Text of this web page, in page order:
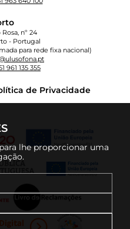
lhe proporcionar uma
nº 24
- Portugal
para rede fixa nacional)
961 135 355
de Privacidade